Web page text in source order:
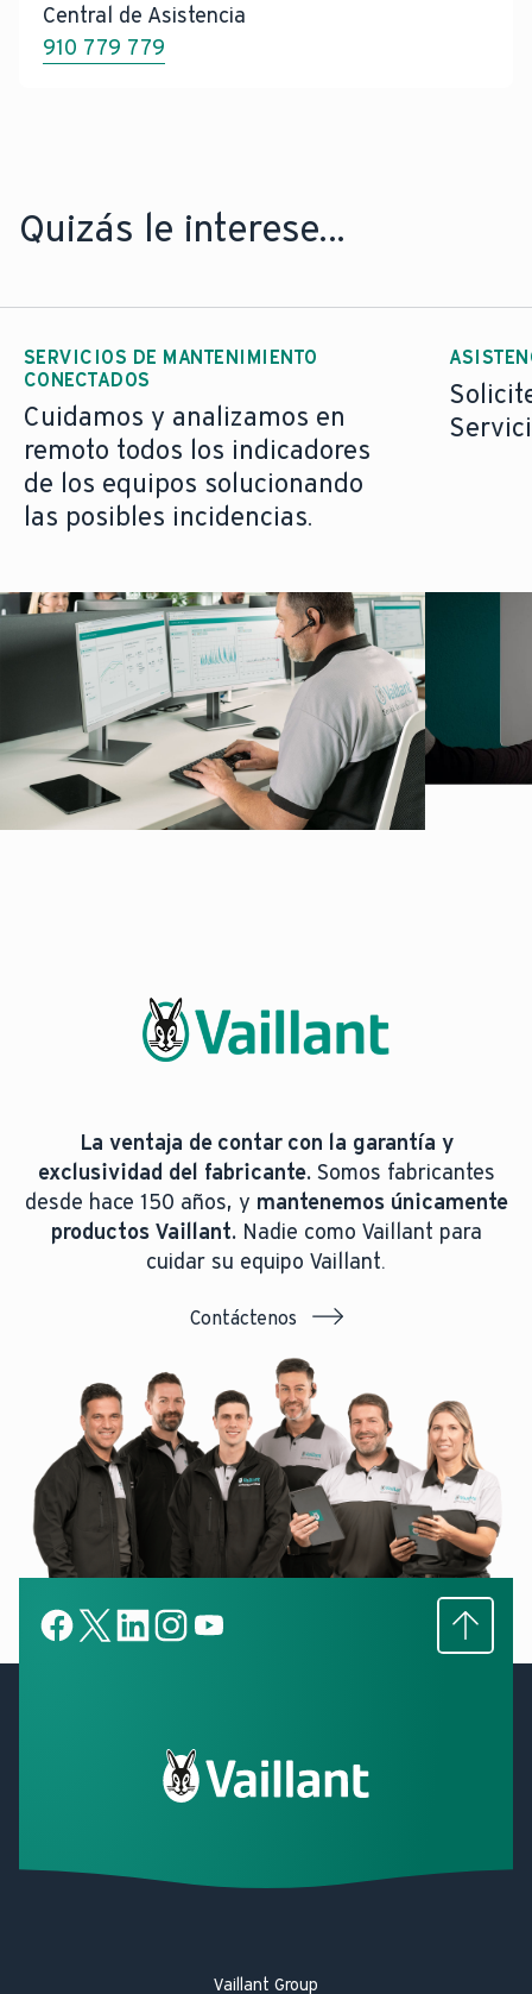
Central de Asistencia
910 779 779
Quizás le interese...
SERVICIOS DE MANTENIMIENTO
CONECTADOS
Cuidamos y analizamos en
remoto todos los indicadores
de los equipos solucionando
las posibles incidencias.
La ventaja de contar con la garantía y
exclusividad del fabricante.Somos fabricantes
desde hace 150 años, y mantenemos únicamente
productos Vaillant.Nadie como Vaillant para
cuidar su equipo Vaillant.
Contáctenos
Subir
Vaillant Group